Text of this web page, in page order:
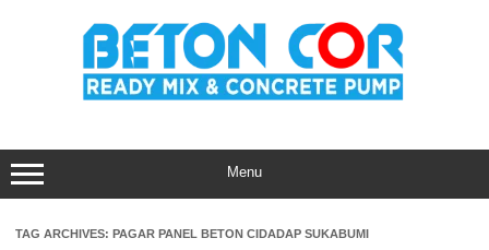
Menu
TAG ARCHIVES: PAGAR PANEL BETON CIDADAP SUKABUMI